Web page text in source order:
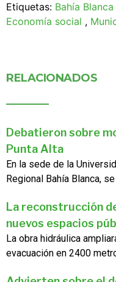
Etiquetas: Bahía Blanca
Economía social ,
RELACIONADOS
Debatieron sobre
Punta Alta
En la sede de la
Regional Bahía Blanca,
La reconstrucción
nuevos espacios
La obra hidráulica
evacuación en 2400